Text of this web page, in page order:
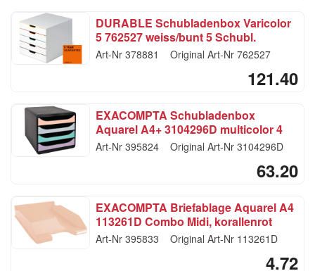
DURABLE Schubladenbox Varicolor
5 762527 weiss/bunt 5 Schubl.
Art-Nr 378881 Original Art-Nr 762527
121.40
EXACOMPTA Schubladenbox
Aquarel A4+ 3104296D multicolor 4
Schubl.
Art-Nr 395824 Original Art-Nr 3104296D
63.20
EXACOMPTA Briefablage Aquarel A4
113261D Combo Midi, korallenrot
Art-Nr 395833 Original Art-Nr 113261D
4.72